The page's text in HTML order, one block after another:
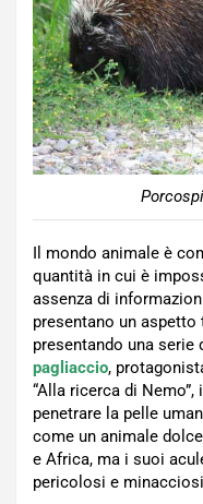
Il mondo animale è
quantità in cui è
assenza di
presentano un
presentando una serie
pagliaccio,
“Alla ricerca di
penetrare la pelle
come un animale
e Africa, ma i suoi
pericolosi e